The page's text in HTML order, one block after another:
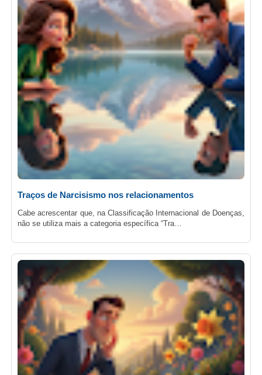
Traços de Narcisismo nos relacionamentos
Cabe acrescentar que, na Classificação Internacional de Doenças,
não se utiliza mais a categoria específica “Tra…